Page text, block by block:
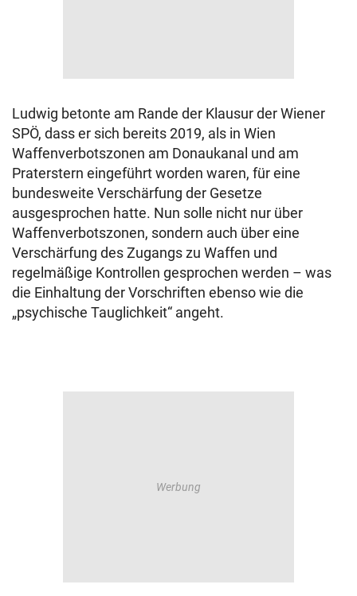
Ludwig betonte am Rande der Klausur der Wiener
SPÖ, dass er sich bereits 2019, als in Wien
Waffenverbotszonen am Donaukanal und am
Praterstern eingeführt worden waren, für eine
bundesweite Verschärfung der Gesetze
ausgesprochen hatte. Nun solle nicht nur über
Waffenverbotszonen, sondern auch über eine
Verschärfung des Zugangs zu Waffen und
regelmäßige Kontrollen gesprochen werden – was
die Einhaltung der Vorschriften ebenso wie die
„psychische Tauglichkeit“ angeht.